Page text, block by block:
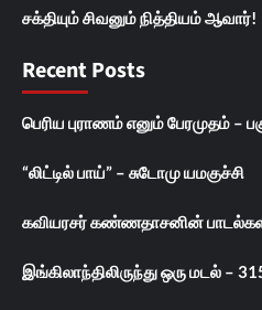
சக்தியும் சிவனும் நித்தியம் ஆவார்!
Recent Posts
பெரிய புராணம் எனும் பேரமுதம் –
“லிட்டில் பாய்” – சுடோமு யமகுச்சி
கவியரசர் கண்ணதாசனின்
இங்கிலாந்திலிருந்து ஒரு மடல் –